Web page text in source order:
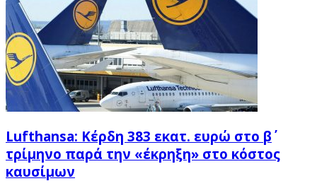
Lufthansa: Κέρδη 383 εκατ. ευρώ στο β΄
τρίμηνο παρά την «έκρηξη» στο κόστος
καυσίμων